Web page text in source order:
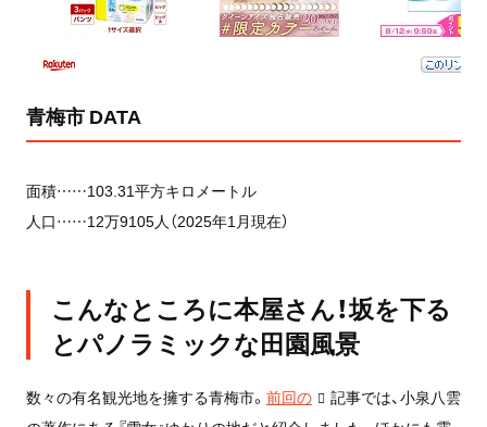
青梅市 DATA
面積……103.31平方キロメートル
人口……12万9105人（2025年1月現在）
こんなところに本屋さん！坂を下る
とパノラミックな田園風景
数々の有名観光地を擁する青梅市。 前回の 記事では、小泉八雲